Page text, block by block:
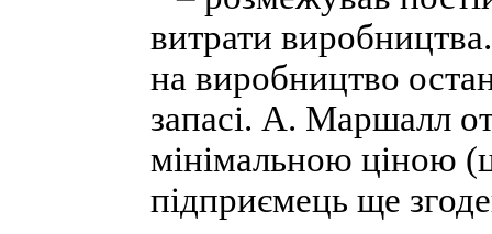
витрати
на виробництво
запасі. А. Маршалл
мінімальною ціною
підприємець ще